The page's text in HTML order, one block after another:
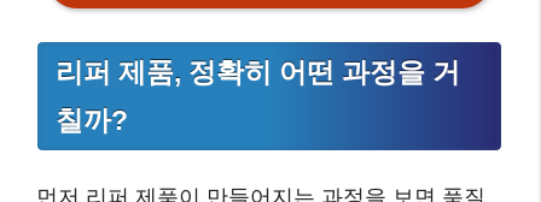
리퍼 제품, 정확히 어떤 과정을 거
칠까?
먼저 리퍼 제품이 만들어지는 과정을 보면 품질